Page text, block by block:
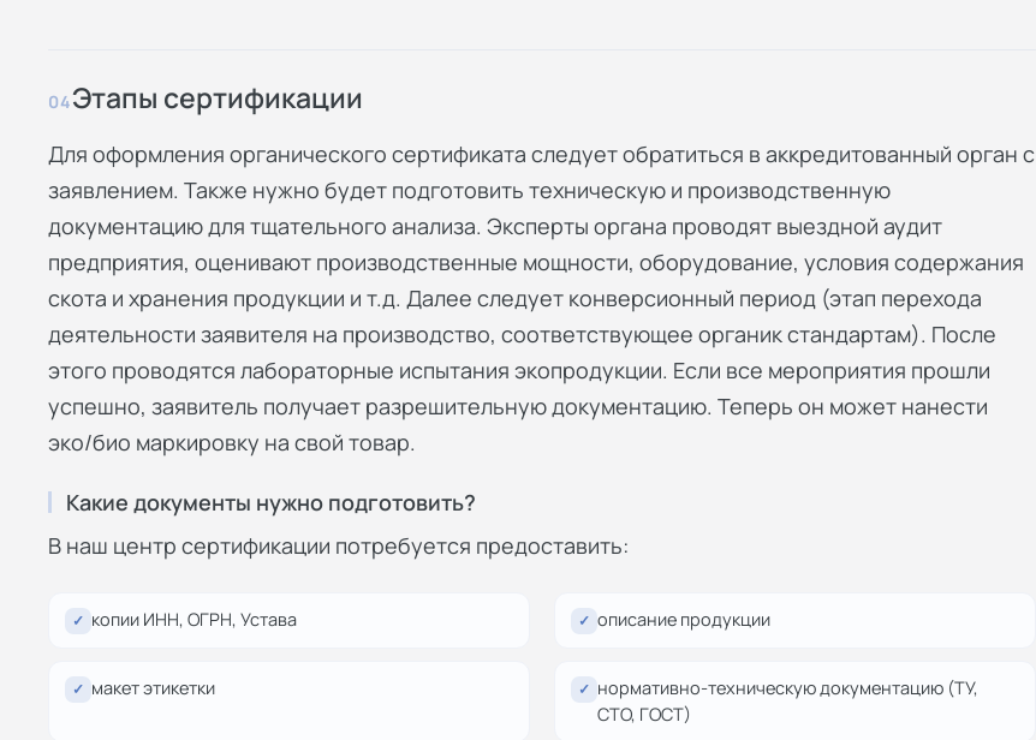
04Этапы сертификации
Для оформления органического сертификата следует обратиться в аккредитованный орган с
заявлением. Также нужно будет подготовить техническую и производственную
документацию для тщательного анализа. Эксперты органа проводят выездной аудит
предприятия, оценивают производственные мощности, оборудование, условия содержания
скота и хранения продукции и т.д. Далее следует конверсионный период (этап перехода
деятельности заявителя на производство, соответствующее органик стандартам). После
этого проводятся лабораторные испытания экопродукции. Если все мероприятия прошли
успешно, заявитель получает разрешительную документацию. Теперь он может нанести
эко/био маркировку на свой товар.
Какие документы нужно подготовить?
В наш центр сертификации потребуется предоставить:
✓ копии ИНН, ОГРН, Устава ✓ описание продукции
✓ макет этикетки ✓ нормативно-техническую документацию (ТУ,
СТО, ГОСТ)